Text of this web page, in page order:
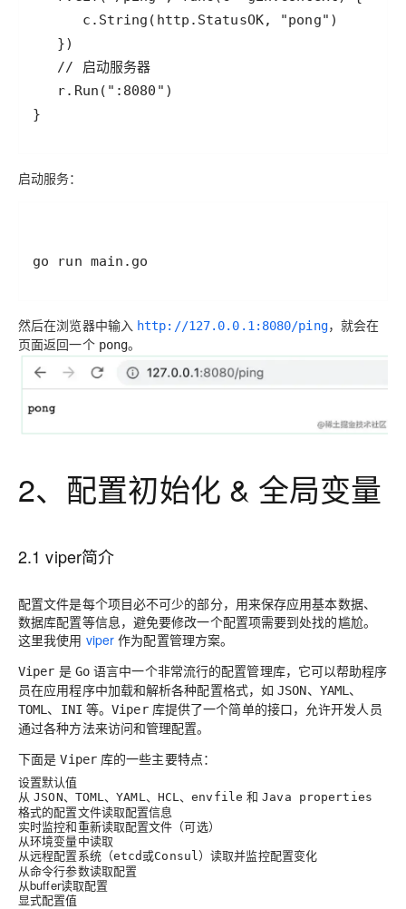
启动服务：
go run main.go
然后在浏览器中输入 http://127.0.0.1:8080/ping，就会在
页面返回一个 pong。
2、配置初始化 & 全局变量
2.1 viper简介
配置文件是每个项目必不可少的部分，用来保存应用基本数据、
数据库配置等信息，避免要修改一个配置项需要到处找的尴尬。
这里我使用 viper 作为配置管理方案。
Viper 是 Go 语言中一个非常流行的配置管理库，它可以帮助程序
员在应用程序中加载和解析各种配置格式，如JSON、YAML、
TOML、INI 等。Viper库提供了一个简单的接口，允许开发人员
通过各种方法来访问和管理配置。
下面是Viper库的一些主要特点：
设置默认值
从JSON、 TOML 、YAML 、 HCL 、envfile 和Java properties
格式的配置文件读取配置信息
实时监控和重新读取配置文件（可选）
从环境变量中读取
从远程配置系统（etcd或Consul ）读取并监控配置变化
从命令行参数读取配置
从buffer读取配置
显式配置值